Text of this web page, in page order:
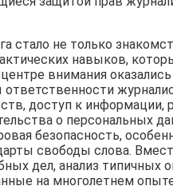
стало не только
навыков,
внимания
доступ к
о персональных
безопасность,
свободы слова.
дел, анализ типичных
на многолетнем